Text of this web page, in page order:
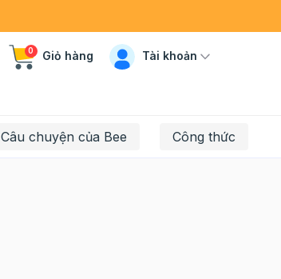
0 Giỏ hàng Tài khoản
Câu chuyện của Bee Công thức